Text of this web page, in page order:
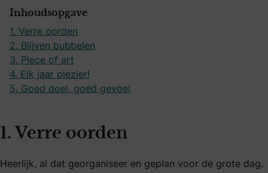
Inhoudsopgave
1. Verre oorden
2. Blijven bubbelen
3. Piece of art
4. Elk jaar plezier!
5. Goed doel, goed gevoel
1. Verre oorden
Heerlijk, al dat georganiseer en geplan voor de grote dag.